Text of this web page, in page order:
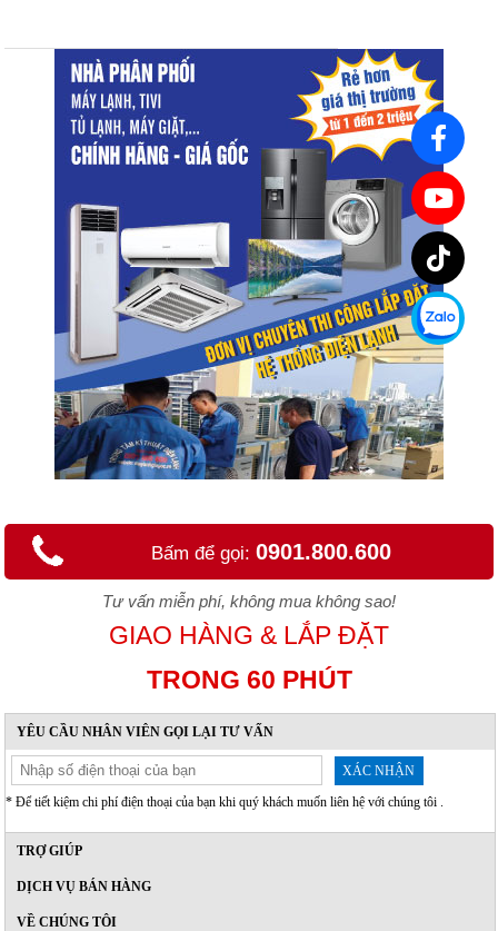
Bấm để gọi: 0901.800.600
Tư vấn miễn phí, không mua không sao!
GIAO HÀNG & LẮP ĐẶT
TRONG 60 PHÚT
YÊU CẦU NHÂN VIÊN GỌI LẠI TƯ VẤN
XÁC NHẬN
* Để tiết kiệm chi phí điện thoại của bạn khi quý khách muốn liên hệ với chúng tôi .
TRỢ GIÚP
DỊCH VỤ BÁN HÀNG
VỀ CHÚNG TÔI